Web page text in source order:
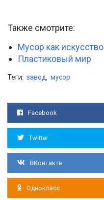
Также смотрите:
Мусор как искусство
Пластиковый мир
Теги: завод, мусор
Facebook
Twitter
ВКонтакте
Однокласс